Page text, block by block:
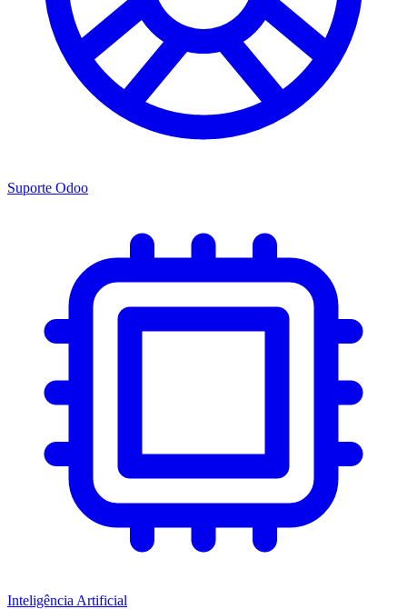
Suporte Odoo
Inteligência Artificial